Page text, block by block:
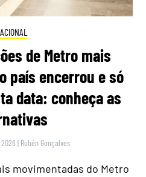
de Metro mais
país encerrou e só
data: conheça as
| Rubén Gonçalves
movimentadas do Metro